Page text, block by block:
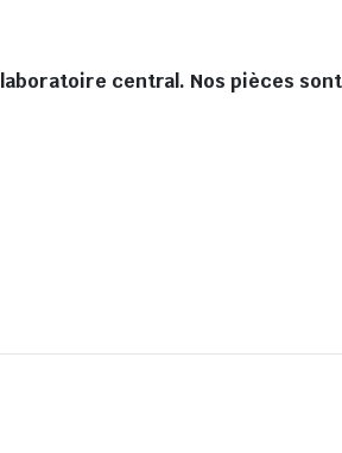
central. Nos pièces